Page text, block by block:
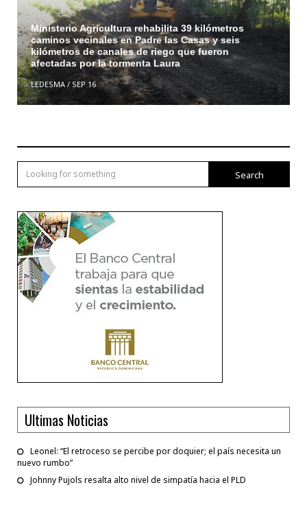
Ministerio Agricultura rehabilita 39 kilómetros
caminos vecinales en Padre las Casas y seis
kilómetros de canales de riego que fueron
afectadas por la tormenta Laura
LEDESMA/ SEP 16
Search
Ultimas Noticias
Leonel: “El retroceso se percibe por doquier; el país necesita un
nuevo rumbo”
Johnny Pujols resalta alto nivel de simpatía hacia el PLD